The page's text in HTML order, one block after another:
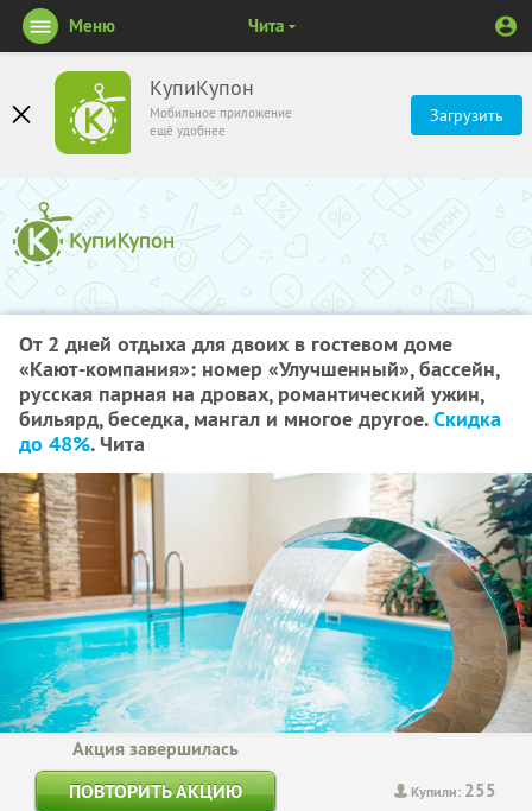
КупиКупон
Мобильное приложение
ещё удобнее
Загрузить
Меню Чита
От 2 дней отдыха для двоих в гостевом доме
«Кают-компания»: номер «Улучшенный», бассейн,
русская парная на дровах, романтический ужин,
бильярд, беседка, мангал и многое другое.Скидка
до 48%. Чита
Купили: 255
Акция завершилась
ПОВТОРИТЬ АКЦИЮ